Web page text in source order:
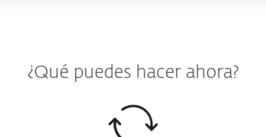
¿Qué puedes hacer ahora?